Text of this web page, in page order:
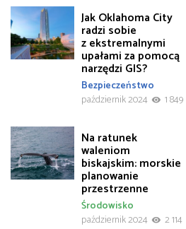
Jak Oklahoma City
radzi sobie
z ekstremalnymi
upałami za pomocą
narzędzi GIS?
Bezpieczeństwo
październik 2024
1 849
Na ratunek
waleniom
biskajskim: morskie
planowanie
przestrzenne
Środowisko
październik 2024
2 114